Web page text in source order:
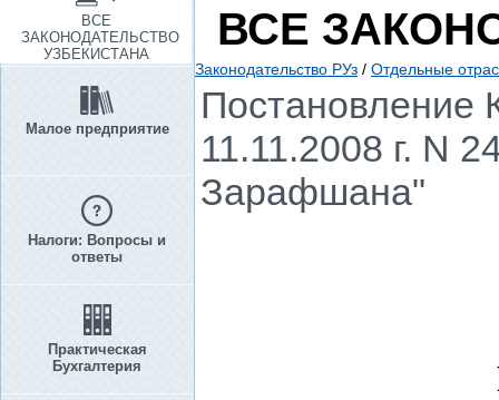
ВСЕ
ЗАКОНОДАТЕЛЬСТВО
УЗБЕКИСТАНА
Малое предприятие
Налоги: Вопросы и
ответы
Практическая
Бухгалтерия
ВСЕ
Законодательство РУз / Отдельные
Постановление
11.11.2008 г. N
Зарафшана"